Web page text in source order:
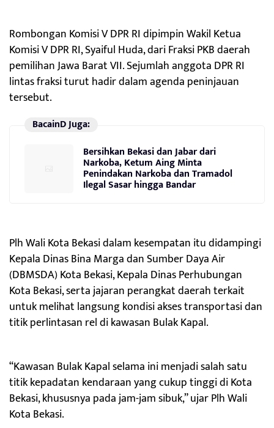
Rombongan Komisi V DPR RI dipimpin Wakil Ketua
Komisi V DPR RI, Syaiful Huda, dari Fraksi PKB daerah
pemilihan Jawa Barat VII. Sejumlah anggota DPR RI
lintas fraksi turut hadir dalam agenda peninjauan
tersebut.
BacainD Juga:
Bersihkan Bekasi dan Jabar dari
Narkoba, Ketum Aing Minta
Penindakan Narkoba dan Tramadol
Ilegal Sasar hingga Bandar
Plh Wali Kota Bekasi dalam kesempatan itu didampingi
Kepala Dinas Bina Marga dan Sumber Daya Air
(DBMSDA) Kota Bekasi, Kepala Dinas Perhubungan
Kota Bekasi, serta jajaran perangkat daerah terkait
untuk melihat langsung kondisi akses transportasi dan
titik perlintasan rel di kawasan Bulak Kapal.
“Kawasan Bulak Kapal selama ini menjadi salah satu
titik kepadatan kendaraan yang cukup tinggi di Kota
Bekasi, khususnya pada jam-jam sibuk,” ujar Plh Wali
Kota Bekasi.